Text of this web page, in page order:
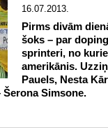
16.07.2013.
Pirms divām
šoks – par
sprinteri, no
amerikānis.
Pauels, Nesta
Simsone.